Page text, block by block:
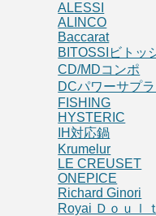
ALESSI
ALINCO
Baccarat
BITOSSIビトッ
CD/MDコンポ
DCパワーサプラ
FISHING
HYSTERIC
IH対応鍋
Krumelur
LE CREUSET
ONEPICE
Richard Ginori
Royai Ｄｏｕｌ